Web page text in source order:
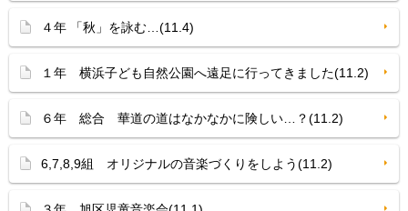
４年 「秋」を詠む…(11.4)
１年 横浜子ども自然公園へ遠足に行ってきました(11.2)
６年 総合 華道の道はなかなかに険しい…？(11.2)
6,7,8,9組 オリジナルの音楽づくりをしよう(11.2)